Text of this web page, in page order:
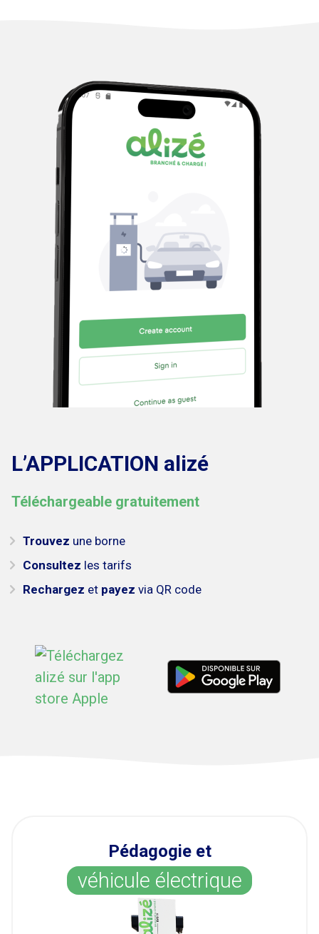
L’APPLICATION alizé
Téléchargeable gratuitement
Trouvez une borne
Consultez les tarifs
Rechargez et payez via QR code
Pédagogie et
véhicule électrique